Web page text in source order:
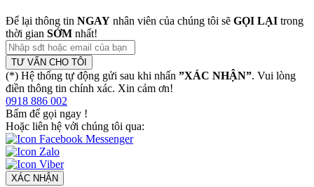
Để lại thông tin NGAY nhân viên của chúng tôi sẽ GỌI LẠI trong
thời gian SỚM nhất!
TƯ VẤN CHO TÔI
(*) Hệ thống tự động gửi sau khi nhấn ”XÁC NHẬN”. Vui lòng
điền thông tin chính xác. Xin cảm ơn!
0918 886 002
Bấm để gọi ngay !
Hoặc liên hệ với chúng tôi qua:
XÁC NHẬN